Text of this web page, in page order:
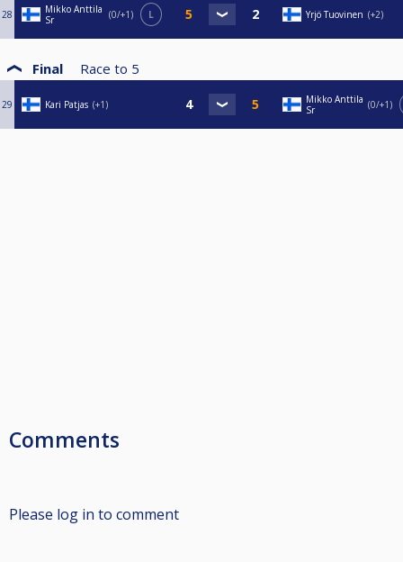
28
Mikko Anttila
Sr
0/+1 L Yrjö Tuovinen +2
Final Race to 5
29 Kari Patjas +1
Mikko Anttila
Sr
0/+1
Comments
Please log in to comment